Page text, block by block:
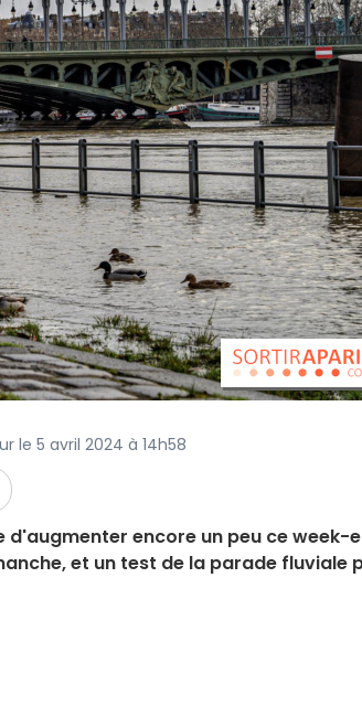
le 5 avril 2024 à 14h58
d'augmenter encore un peu ce week-
et un test de la parade fluviale